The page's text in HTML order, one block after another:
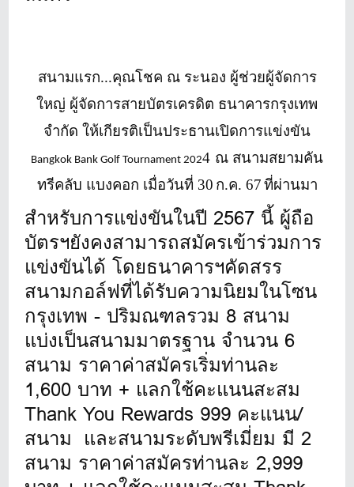
สนามแรก...คุณโชค ณ ระนอง ผู้ช่วยผู้จัดการ
ใหญ่ ผู้จัดการสายบัตรเครดิต ธนาคารกรุงเทพ
จำกัด ให้เกียรติเป็นประธานเปิดการแข่งขัน
Bangkok Bank Golf Tournament 2024 ณ สนามสยามคัน
ทรีคลับ แบงคอก เมื่อวันที่ 30 ก.ค. 67ที่ผ่านมา
สำหรับการแข่งขันในปี 2567 นี้ ผู้ถือ
บัตรฯยังคงสามารถสมัครเข้าร่วมการ
แข่งขันได้ โดยธนาคารฯคัดสรร
สนามกอล์ฟที่ได้รับความนิยมในโซน
กรุงเทพ - ปริมณฑลรวม 8 สนาม
แบ่งเป็นสนามมาตรฐาน จำนวน 6
สนาม ราคาค่าสมัครเริ่มท่านละ
1,600 บาท + แลกใช้คะแนนสะสม
Thank You Rewards 999 คะแนน/
สนาม และสนามระดับพรีเมี่ยม มี 2
สนาม ราคาค่าสมัครท่านละ 2,999